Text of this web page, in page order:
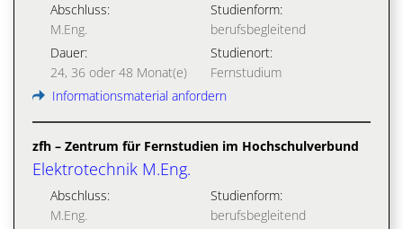
Abschluss:
M.Eng.
Studienform:
berufsbegleitend
Dauer:
24, 36 oder 48 Monat(e)
Studienort:
Fernstudium
Informationsmaterial anfordern
zfh – Zentrum für Fernstudien im Hochschulverbund
Elektrotechnik M.Eng.
Abschluss:
M.Eng.
Studienform:
berufsbegleitend